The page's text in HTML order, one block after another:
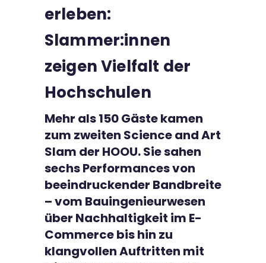
erleben:
Slammer:innen
zeigen Vielfalt der
Hochschulen
Mehr als 150 Gäste kamen
zum zweiten Science and Art
Slam der HOOU. Sie sahen
sechs Performances von
beeindruckender Bandbreite
– vom Bauingenieurwesen
über Nachhaltigkeit im E-
Commerce bis hin zu
klangvollen Auftritten mit